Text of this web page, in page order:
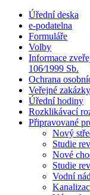
Úřední deska
e-podatelna
Formuláře
Volby
Informace
106⁄1999 Sb.
Ochrana
Veřejné zakázky
Úřední hodiny
Rozklikávací
Připravované
Nový
Studie
Nové
Studie
Vodní